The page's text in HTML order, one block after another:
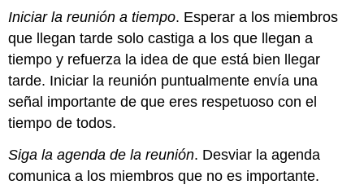
Iniciar la reunión a tiempo. Esperar a los miembros
que llegan tarde solo castiga a los que llegan a
tiempo y refuerza la idea de que está bien llegar
tarde. Iniciar la reunión puntualmente envía una
señal importante de que eres respetuoso con el
tiempo de todos.
Siga la agenda de la reunión. Desviar la agenda
comunica a los miembros que no es importante.